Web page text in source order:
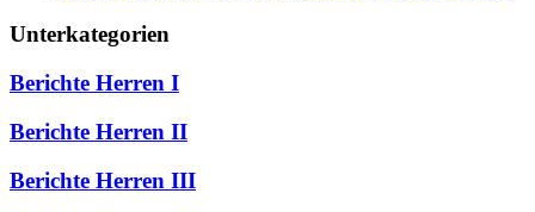
Unterkategorien
Berichte Herren I
Berichte Herren II
Berichte Herren III